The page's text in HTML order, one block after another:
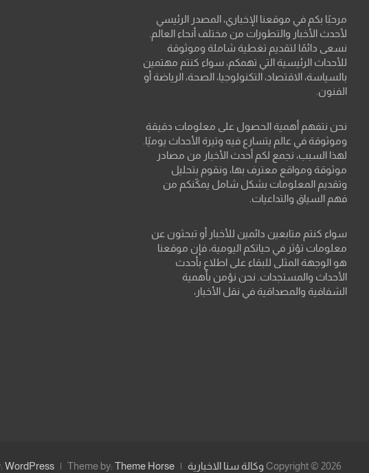
مرحبًا بكم في موقعنا الإخباري، المصدر الرئيسي
لأحدث الأخبار والتطورات من مختلف أنحاء العالم.
نسعى دائمًا لتقديم تغطية شاملة وموثوقة
للأحداث الرئيسية التي تهمكم، سواء كنتم مهتمين
بالسياسة، الاقتصاد، التكنولوجيا، الصحة، الرياضة أو
الفنون.
نحن نتفهم أهمية الحصول على معلومات دقيقة
وموثوقة في عالم يتسارع فيه وتيرة الأحداث يوميًا.
لهذا السبب، نجمع لكم أحدث الأخبار من مصادر
موثوقة ومواقع معترف بها، ونقوم بتحليل
وتقديم المعلومات بشكل شامل يمكّنكم من
فهم السياق والتداعيات.
سواء كنتم متابعين دائمين للأخبار أو تبحثون عن
معلومات تؤثر في حياتكم اليومية، فإن موقعنا
هو الوجهة المثلى للبقاء على اطلاع بأحدث
الأحداث والمستجدات. نحن نؤمن بأهمية
الشفافية والمصداقية في نقل الأخبار،
Copyright © 2026 وكالة سنا الاخبارية Theme by: Theme Horse
WordPress